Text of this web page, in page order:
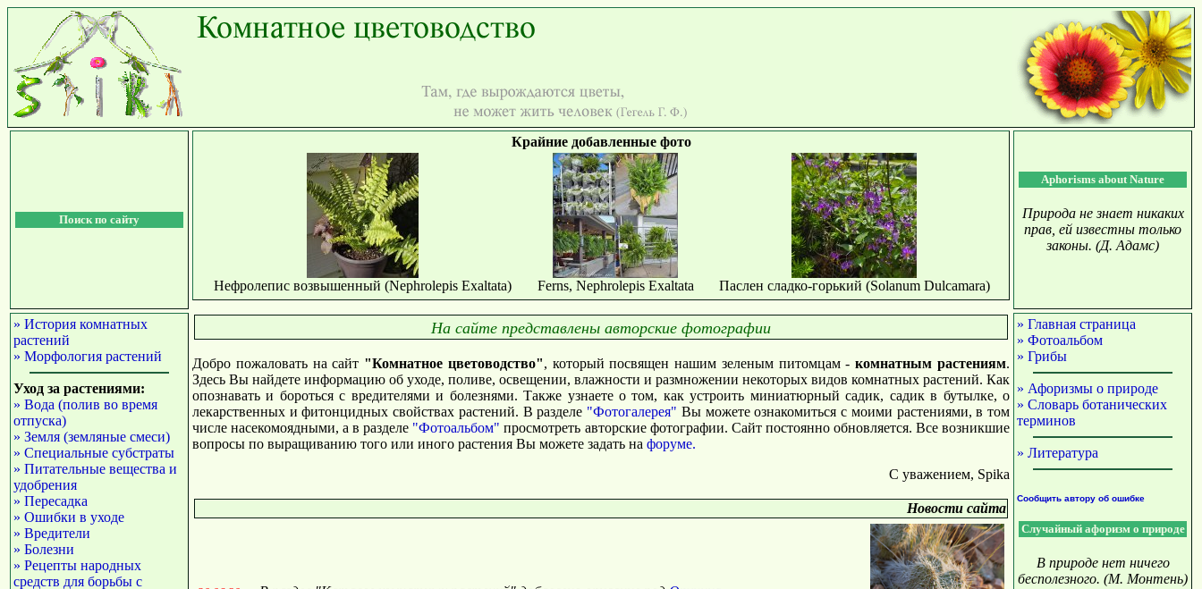
Поиск по сайту
Крайние добавленные фото
Нефролепис возвышенный (Nephrolepis Exaltata) Ferns, Nephrolepis Exaltata Паслен сладко-горький (Solanum Dulcamara)
Aphorisms about Nature
Природа не знает никаких
прав, ей известны только
законы. (Д. Адамс)
» История комнатных
растений
» Морфология растений
Уход за растениями:
» Вода (полив во время
отпуска)
» Земля (земляные смеси)
» Специальные субстраты
» Питательные вещества и
удобрения
» Пересадка
» Ошибки в уходе
» Вредители
» Болезни
» Рецепты народных
средств для борьбы с
На сайте представлены авторские фотографии
Добро пожаловать на сайт "Комнатное цветоводство", который посвящен нашим зеленым питомцам -комнатным растениям.
Здесь Вы найдете информацию об уходе, поливе, освещении, влажности и размножении некоторых видов комнатных растений. Как
опознавать и бороться с вредителями и болезнями. Также узнаете о том, как устроить миниатюрный садик, садик в бутылке, о
лекарственных и фитонцидных свойствах растений. В разделе "Фотогалерея" Вы можете ознакомиться с моими растениями, в том
числе насекомоядными, а в разделе "Фотоальбом" просмотреть авторские фотографии. Сайт постоянно обновляется. Все возникшие
вопросы по выращиванию того или иного растения Вы можете задать на форуме.
C уважением, Spika
Новости сайта
» Главная страница
» Фотоальбом
» Грибы
» Афоризмы о природе
» Словарь ботанических
терминов
» Литература
Сообщить автору об ошибке
Случайный афоризм о природе
В природе нет ничего
бесполезного. (М. Монтень)